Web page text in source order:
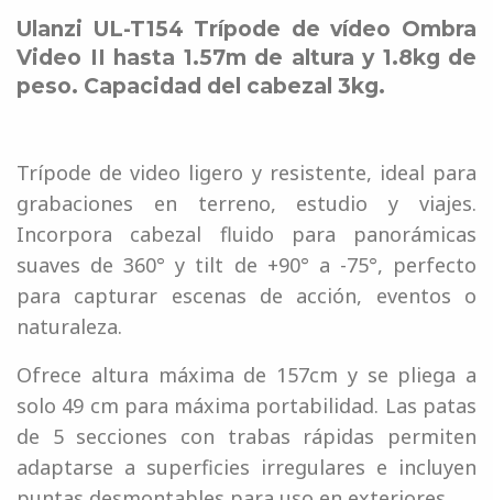
Ulanzi UL-T154 Trípode de vídeo Ombra
Video II hasta 1.57m de altura y 1.8kg de
peso. Capacidad del cabezal 3kg.
Trípode de video ligero y resistente, ideal para
grabaciones en terreno, estudio y viajes.
Incorpora cabezal fluido para panorámicas
suaves de 360° y tilt de +90° a -75°, perfecto
para capturar escenas de acción, eventos o
naturaleza.
Ofrece altura máxima de 157cm y se pliega a
solo 49 cm para máxima portabilidad. Las patas
de 5 secciones con trabas rápidas permiten
adaptarse a superficies irregulares e incluyen